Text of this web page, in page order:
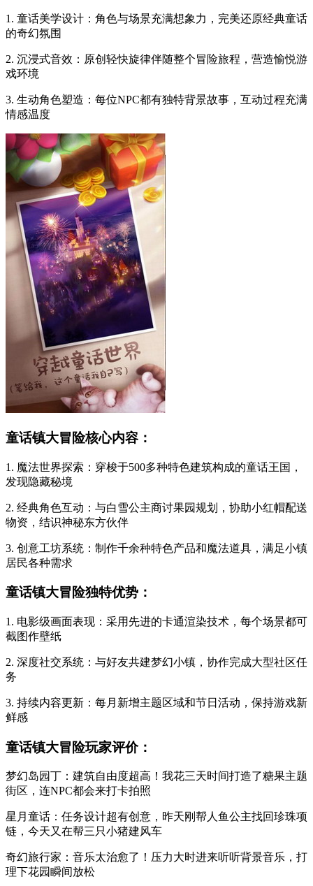
1. 童话美学设计：角色与场景充满想象力，完美还原经典童话
的奇幻氛围
2. 沉浸式音效：原创轻快旋律伴随整个冒险旅程，营造愉悦游
戏环境
3. 生动角色塑造：每位NPC都有独特背景故事，互动过程充满
情感温度
童话镇大冒险核心内容：
1. 魔法世界探索：穿梭于500多种特色建筑构成的童话王国，
发现隐藏秘境
2. 经典角色互动：与白雪公主商讨果园规划，协助小红帽配送
物资，结识神秘东方伙伴
3. 创意工坊系统：制作千余种特色产品和魔法道具，满足小镇
居民各种需求
童话镇大冒险独特优势：
1. 电影级画面表现：采用先进的卡通渲染技术，每个场景都可
截图作壁纸
2. 深度社交系统：与好友共建梦幻小镇，协作完成大型社区任
务
3. 持续内容更新：每月新增主题区域和节日活动，保持游戏新
鲜感
童话镇大冒险玩家评价：
梦幻岛园丁：建筑自由度超高！我花三天时间打造了糖果主题
街区，连NPC都会来打卡拍照
星月童话：任务设计超有创意，昨天刚帮人鱼公主找回珍珠项
链，今天又在帮三只小猪建风车
奇幻旅行家：音乐太治愈了！压力大时进来听听背景音乐，打
理下花园瞬间放松